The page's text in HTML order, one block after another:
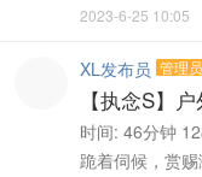
2023-6-25 10:05
XL发布员 管理员
【执念S】
时间: 46分钟
跪着伺候，赏